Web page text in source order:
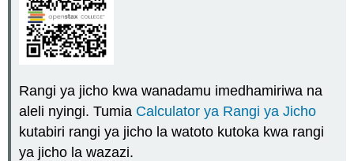
Rangi ya jicho kwa wanadamu imedhamiriwa na
aleli nyingi. Tumia Calculator ya Rangi ya Jicho
kutabiri rangi ya jicho la watoto kutoka kwa rangi
ya jicho la wazazi.